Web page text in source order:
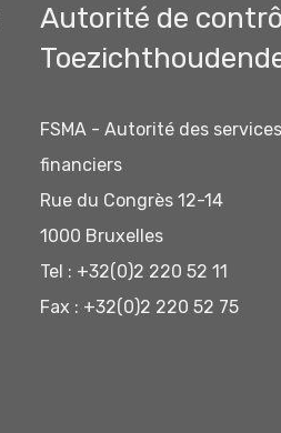
Autorité de
FSMA - Autorité des
financiers
Rue du Congrès 12-14
1000 Bruxelles
Tel : +32(0)2 220 52 11
Fax : +32(0)2 220 52 75